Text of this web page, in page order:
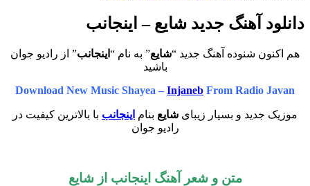
دانلود آهنگ جدید شایع – اینجانب
هم اکنون شنوده آهنگ جدید “شایع” به نام “ اینجانب” از رادیو جوان
باشید
Download New Music Shayea – Injaneb From Radio Javan
موزیک جدید و بسیار زیبای شایع بنام اینجانب با بالاترین کیفیت در
رادیو جوان
متن و شعر آهنگ اینجانب از شایع